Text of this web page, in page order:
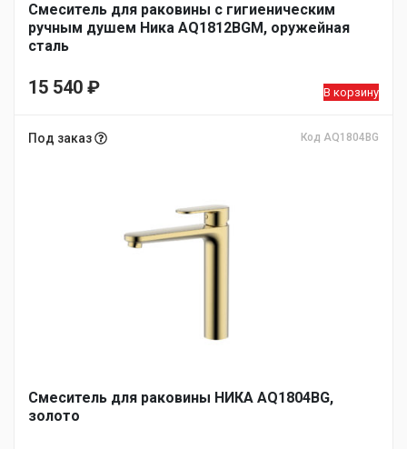
Смеситель для раковины с гигиеническим
ручным душем Ника AQ1812BGM, оружейная
сталь
15 540 ₽ В корзину
Под заказ Код AQ1804BG
Смеситель для раковины НИКА AQ1804BG,
золото